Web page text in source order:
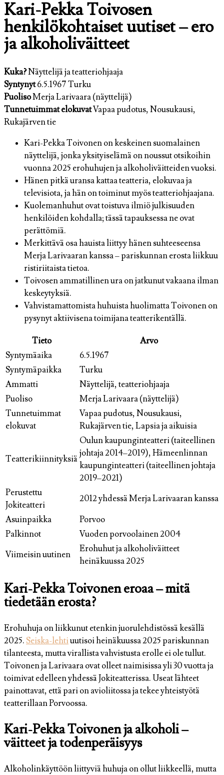
Kari-Pekka Toivosen
henkilökohtaiset uutiset – ero
ja alkoholiväitteet
Kuka?Näyttelijä ja teatteriohjaaja
Syntynyt6.5.1967 Turku
PuolisoMerja Larivaara (näyttelijä)
Tunnetuimmat elokuvatVapaa pudotus, Nousukausi,
Rukajärven tie
Kari-Pekka Toivonen on keskeinen suomalainen
näyttelijä, jonka yksityiselämä on noussut otsikoihin
vuonna 2025 erohuhujen ja alkoholiväitteiden vuoksi.
Hänen pitkä uransa kattaa teatteria, elokuvaa ja
televisiota, ja hän on toiminut myös teatteriohjaajana.
Kuolemanhuhut ovat toistuva ilmiö julkisuuden
henkilöiden kohdalla; tässä tapauksessa ne ovat
perättömiä.
Merkittävä osa hauista liittyy hänen suhteeseensa
Merja Larivaaran kanssa – pariskunnan erosta liikkuu
ristiriitaista tietoa.
Toivosen ammatillinen ura on jatkunut vakaana ilman
keskeytyksiä.
Vahvistamattomista huhuista huolimatta Toivonen on
pysynyt aktiivisena toimijana teatterikentällä.
Tieto
Arvo
Syntymäaika
6.5.1967
Syntymäpaikka
Turku
Ammatti
Näyttelijä, teatteriohjaaja
Puoliso
Merja Larivaara (näyttelijä)
Tunnetuimmat
elokuvat
Vapaa pudotus, Nousukausi,
Rukajärven tie, Lapsia ja aikuisia
Teatterikiinnityksiä
Oulun kaupunginteatteri (taiteellinen
johtaja 2014–2019), Hämeenlinnan
kaupunginteatteri (taiteellinen johtaja
2019–2021)
Perustettu
Jokiteatteri
2012 yhdessä Merja Larivaaran kanssa
Asuinpaikka
Porvoo
Palkinnot
Vuoden porvoolainen 2004
Viimeisin uutinen
Erohuhut ja alkoholiväitteet
heinäkuussa 2025
Kari-Pekka Toivonen eroaa – mitä
tiedetään erosta?
Erohuhuja on liikkunut etenkin juorulehdistössä kesällä
2025.Seiska-lehtiuutisoi heinäkuussa 2025 pariskunnan
tilanteesta, mutta virallista vahvistusta erolle ei ole tullut.
Toivonen ja Larivaara ovat olleet naimisissa yli 30 vuotta ja
toimivat edelleen yhdessä Jokiteatterissa. Useat lähteet
painottavat, että pari on avioliitossa ja tekee yhteistyötä
teatterillaan Porvoossa.
Kari-Pekka Toivonen ja alkoholi –
väitteet ja todenperäisyys
Alkoholinkäyttöön liittyviä huhuja on ollut liikkeellä, mutta